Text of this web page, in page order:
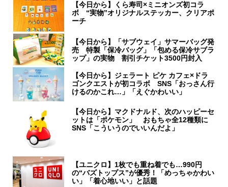
【今日から】くら寿司×ミニオンズ初コラ
ボ “実物”オリジナルステッカー、クリアポ
ーチ
【今日から】「サブウェイ」サマーバッグ発
売 特製「保冷バッグ」「包める保冷サブラ
ップ」の実物 割引チケット3500円封入
【今日から】ジェラート ピケ カフェ×ドラ
ゴンクエストが初コラボ SNS「おっさん行
けるのかこれ…」「えぐかわいい」
【今日から】マクドナルド、次のハッピーセ
ットは「ポケモン」 おもちゃ全12種類に
SNS「こういうのでいいんだよ」
【ユニクロ】1枚でも重ね着でも…990円
の“バズトップス”が優秀！「めっちゃかわい
い」「着心地いい」と話題